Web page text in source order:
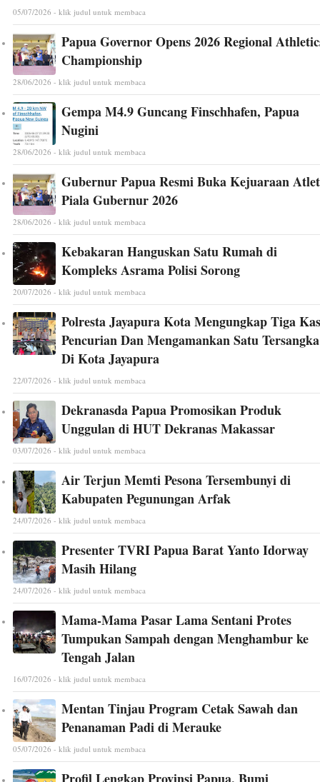
05/07/2026 - klik judul untuk membaca
Papua Governor Opens 2026 Regional
Championship
28/06/2026 - klik judul untuk membaca
Gempa M4.9 Guncang Finschhafen, Papua
Nugini
28/06/2026 - klik judul untuk membaca
Gubernur Papua Resmi Buka Kejuaraan
Piala Gubernur 2026
28/06/2026 - klik judul untuk membaca
Kebakaran Hanguskan Satu Rumah di
Kompleks Asrama Polisi Sorong
20/07/2026 - klik judul untuk membaca
Polresta Jayapura Kota Mengungkap Tiga
Pencurian Dan Mengamankan Satu Tersangka
Di Kota Jayapura
22/07/2026 - klik judul untuk membaca
Dekranasda Papua Promosikan Produk
Unggulan di HUT Dekranas Makassar
03/07/2026 - klik judul untuk membaca
Air Terjun Memti Pesona Tersembunyi di
Kabupaten Pegunungan Arfak
24/07/2026 - klik judul untuk membaca
Presenter TVRI Papua Barat Yanto Idorway
Masih Hilang
24/07/2026 - klik judul untuk membaca
Mama-Mama Pasar Lama Sentani Protes
Tumpukan Sampah dengan Menghambur ke
Tengah Jalan
16/07/2026 - klik judul untuk membaca
Mentan Tinjau Program Cetak Sawah dan
Penanaman Padi di Merauke
05/07/2026 - klik judul untuk membaca
Profil Lengkap Provinsi Papua, Bumi